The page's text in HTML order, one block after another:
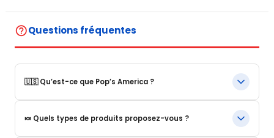
help_outlineQuestions fréquentes
🇺🇸 Qu’est-ce que Pop’s America ?
Pop’s America est une boutique en ligne spécialisée dans les
produits alimentaires et boissons emblématiques des États-
🍬 Quels types de produits proposez-vous ?